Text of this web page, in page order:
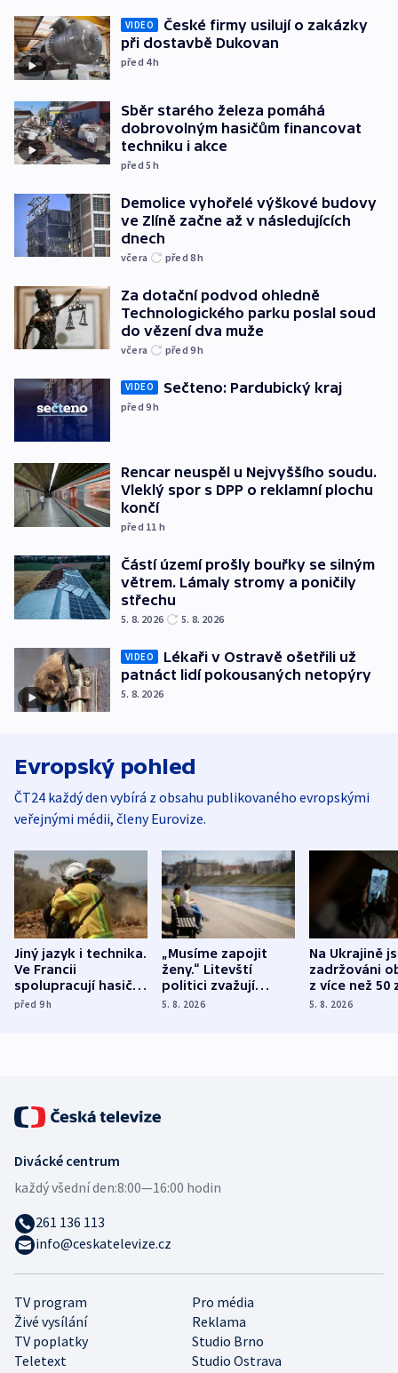
VIDEO
České firmy usilují o zakázky
při dostavbě Dukovan
před 4h
Sběr starého železa pomáhá
dobrovolným hasičům financovat
techniku i akce
před 5h
Demolice vyhořelé výškové budovy
ve Zlíně začne až v následujících
dnech
včera před 8h
Za dotační podvod ohledně
Technologického parku poslal soud
do vězení dva muže
včera před 9h
VIDEO Sečteno: Pardubický kraj
před 9h
Rencar neuspěl u Nejvyššího soudu.
Vleklý spor s DPP o reklamní plochu
končí
před 11 h
Částí území prošly bouřky se silným
větrem. Lámaly stromy a poničily
střechu
5. 8. 2026 5. 8. 2026
VIDEO
Lékaři v Ostravě ošetřili už
patnáct lidí pokousaných netopýry
5. 8. 2026
Evropský pohled
ČT24 každý den vybírá z obsahu publikovaného evropskými
veřejnými médii, členy Eurovize.
Jiný jazyk i technika.
Ve Francii
spolupracují hasiči z
různých zemí
před 9h
„Musíme zapojit
ženy.“ Litevští
politici zvažují
dohodu o
5. 8. 2026
Na Ukrajině
zadržováni
z více než 50
Bojovali na
5. 8. 2026
TV program
Pro média
Živé vysílání
Reklama
TV poplatky
Studio Brno
Teletext
Studio Ostrava
Divácké centrum
každý všední den:8:00—16:00 hodin
261 136 113
info@ceskatelevize.cz